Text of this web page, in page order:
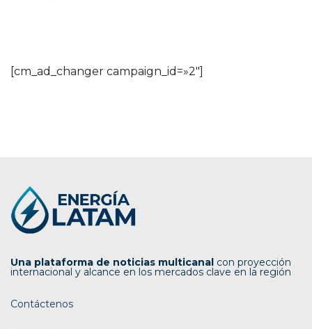
[cm_ad_changer campaign_id=»2″]
Una plataforma de noticias multicanal con proyección
internacional y alcance en los mercados clave en la región
Contáctenos